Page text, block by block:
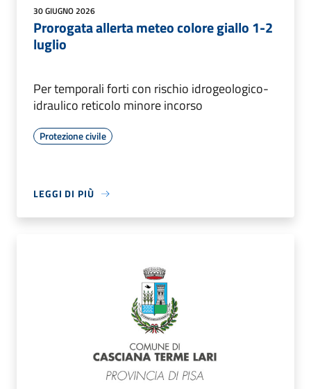
30 GIUGNO 2026
Prorogata allerta meteo colore giallo 1-2
luglio
Per temporali forti con rischio idrogeologico-
idraulico reticolo minore incorso
Protezione civile
LEGGI DI PIÙ